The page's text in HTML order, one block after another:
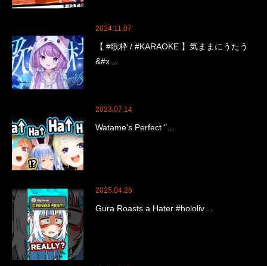
2024.11.07
【 #歌枠 / #KARAOKE 】気ままにうたう
&#x…
2023.07.14
Watame's Perfect "…
2025.04.26
Gura Roasts a Hater #hololiv…